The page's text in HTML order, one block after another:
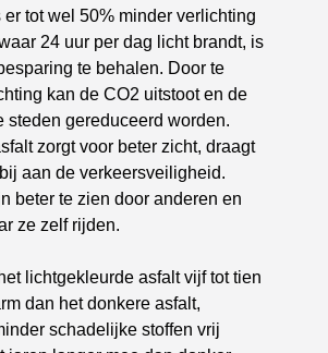
tot wel 50% minder verlichting
24 uur per dag licht brandt, is
te behalen. Door te
kan de CO2 uitstoot en de
steden gereduceerd worden.
zorgt voor beter zicht, draagt
aan de verkeersveiligheid.
beter te zien door anderen en
ze zelf rijden.
lichtgekleurde asfalt vijf tot tien
dan het donkere asfalt,
schadelijke stoffen vrij